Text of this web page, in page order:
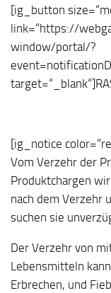
[ig_button
link=“https://
window/portal/?
[ig_notice
Vom Verzehr der
Produktchargen
nach dem Verzehr
suchen sie
Der Verzehr von
Lebensmitteln
Erbrechen, und